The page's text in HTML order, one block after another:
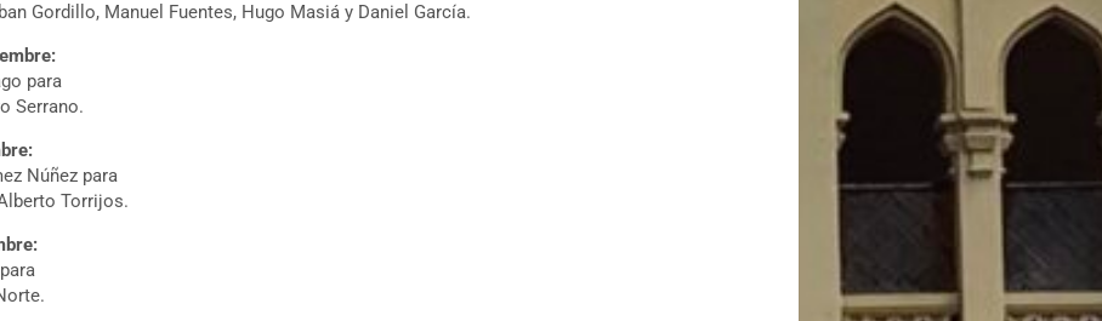
Gordillo, Manuel Fuentes, Hugo Masiá y Daniel García.
para
Serrano.
Núñez para
Torrijos.